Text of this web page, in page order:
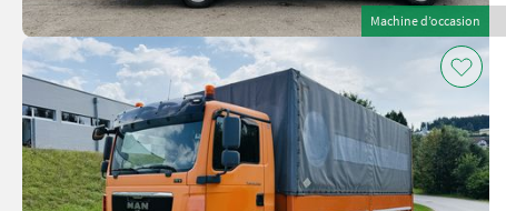
Machine d’occasion